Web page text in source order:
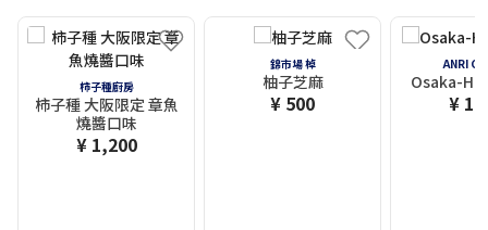
柿子種廚房
柿子種 大阪限定 章魚
燒醬口味
¥ 1,200
錦市場 棹
柚子芝麻
¥ 500
ANRI
Osaka-
¥